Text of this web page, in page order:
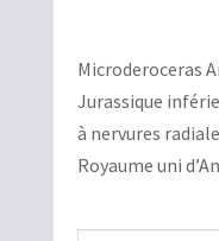
Microderoceras
Jurassique
à nervures
Royaume uni